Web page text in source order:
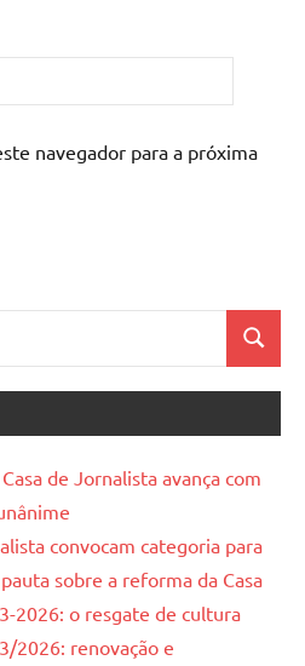
navegador para a próxima
de Jornalista avança com
convocam categoria para
sobre a reforma da Casa
2026: o resgate de cultura
2026: renovação e